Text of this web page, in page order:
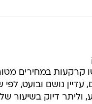
קרקעות במחירים
נושם ובועט,